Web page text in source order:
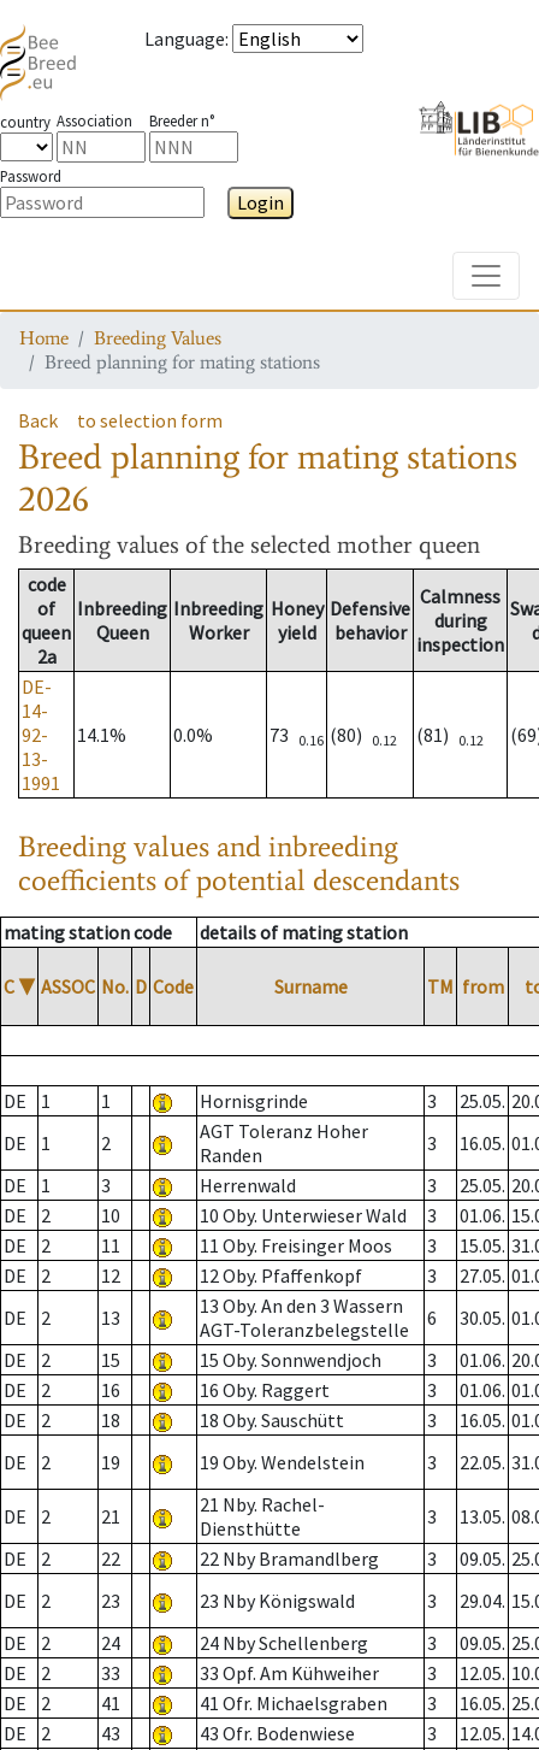
Language:
country Association Breeder n°
Password
Login
Home
Breeding Values
Breed planning for mating stations
Back to selection form
Breed planning for mating stations
2026
Breeding values of the selected mother queen
code
of
queen
2a
Inbreeding
Queen
Inbreeding
Worker
Honey
yield
Defensive
behavior
Calmness
during
inspection
DE-
14-
92-
13-
1991
14.1% 0.0% 73 0.16 (80) 0.12 (81) 0.12
Breeding values and inbreeding
coefficients of potential descendants
mating station code details of mating station
C ▼ ASSOC No. D Code Surname TM from
DE 1 1 Hornisgrinde 3 25.05.
DE
1 2
AGT Toleranz Hoher
Randen
3 16.05.
DE
1 3 Herrenwald 3 25.05.
DE
2 10 10 Oby. Unterwieser Wald 3 01.06.
DE
2 11 11 Oby. Freisinger Moos 3 15.05.
DE
2 12 12 Oby. Pfaffenkopf 3 27.05.
DE
2 13
13 Oby. An den 3 Wassern
AGT-Toleranzbelegstelle
6 30.05.
DE
2 15 15 Oby. Sonnwendjoch 3 01.06.
DE
2 16 16 Oby. Raggert 3 01.06.
DE
2 18 18 Oby. Sauschütt 3 16.05.
DE
2 19 19 Oby. Wendelstein 3 22.05.
DE 2 21
21 Nby. Rachel-
Diensthütte
3 13.05.
DE
2 22 22 Nby Bramandlberg 3 09.05.
DE
2 23 23 Nby Königswald 3 29.04.
DE
2 24 24 Nby Schellenberg 3 09.05.
DE
2 33 33 Opf. Am Kühweiher 3 12.05.
DE
2 41 41 Ofr. Michaelsgraben 3 16.05.
DE
2 43 43 Ofr. Bodenwiese 3 12.05.